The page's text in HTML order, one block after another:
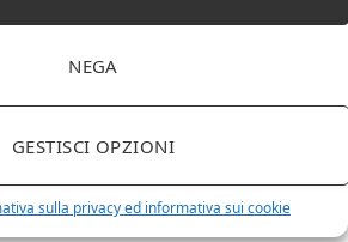
NEGA
GESTISCI OPZIONI
sulla privacy ed informativa sui cookie
1000 Bicchieri PET
riciclabili per acqua bevande